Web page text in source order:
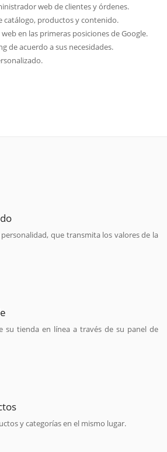
web de clientes y órdenes.
catálogo, productos y contenido.
en las primeras posiciones de Google.
de acuerdo a sus necesidades.
que transmita los valores de la
su tienda en línea a través de su panel de
y categorías en el mismo lugar.